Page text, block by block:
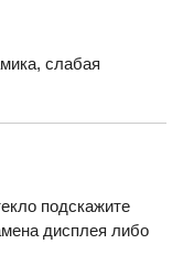
слабая
подскажите
дисплея либо